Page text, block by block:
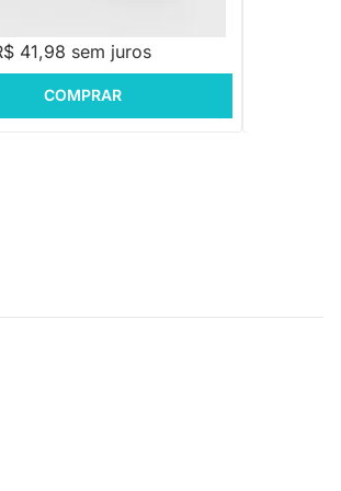
41,98 sem juros
COMPRAR